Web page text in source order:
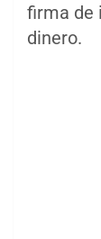
firma de
dinero.